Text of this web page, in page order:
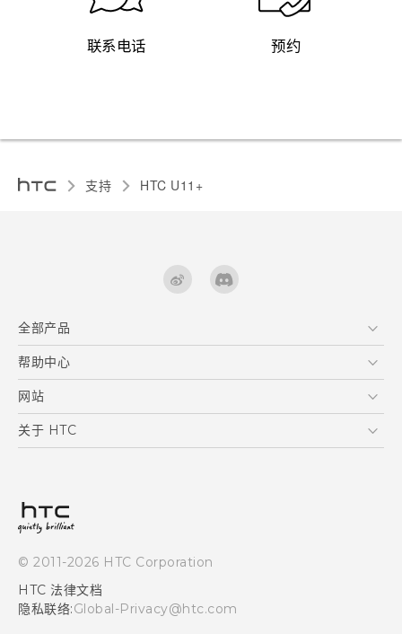
联系电话 预约
支持 HTC U11+‎
全部产品
区块链智能手机
VIVE
帮助中心
在线客服
支援与服务
产品保固说明
网站
HTC Dev
关于 HTC
投资人
产品安全
加入HTC
© 2011-2026 HTC Corporation
HTC 法律文档
隐私联络:Global-Privacy@htc.com